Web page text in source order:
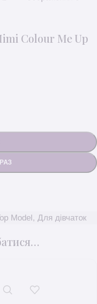
Colour Me Up
Model, Для дівчаток